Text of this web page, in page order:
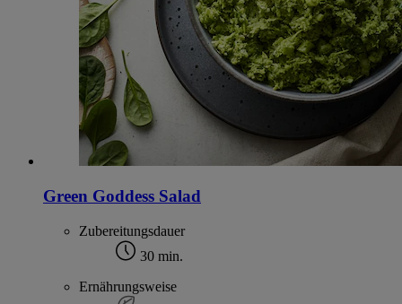
Green Goddess Salad
Zubereitungsdauer
30 min.
Ernährungsweise